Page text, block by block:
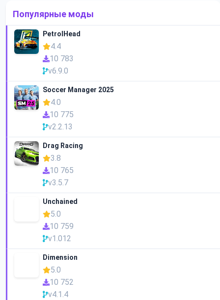
Популярные моды
PetrolHead
4.4
10 783
v6.9.0
Soccer Manager 2025
4.0
10 775
v2.2.13
Drag Racing
3.8
10 765
v3.5.7
Unchained
5.0
10 759
v1.012
Dimension
5.0
10 752
v4.1.4